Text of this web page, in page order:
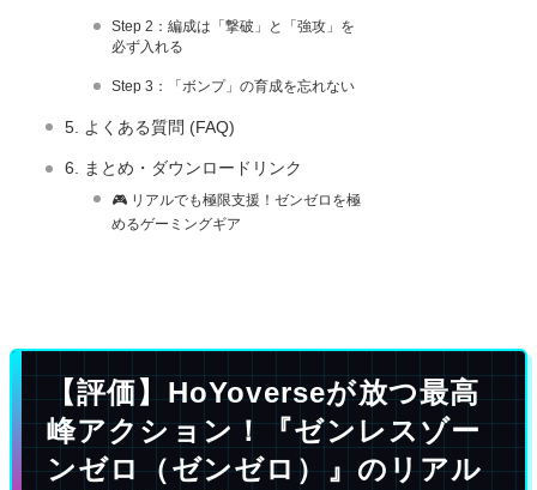
Step 2：編成は「撃破」と「強攻」を
必ず入れる
Step 3：「ボンプ」の育成を忘れない
5. よくある質問 (FAQ)
6. まとめ・ダウンロードリンク
🎮 リアルでも極限支援！ゼンゼロを極
めるゲーミングギア
【評価】HoYoverseが放つ最高
峰アクション！『ゼンレスゾー
ンゼロ（ゼンゼロ）』のリアル